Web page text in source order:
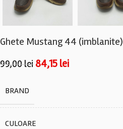
Ghete Mustang 44 (imblanite)
99,00lei 84,15 lei
BRAND
CULOARE